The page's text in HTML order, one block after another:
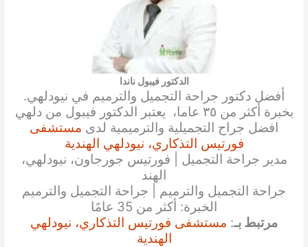
الدكتور فيبول ناندا
أفضل دكتور جراحة التجميل والترميم في نيودلهي.
بخبرة أكثر من ٣٥ عاما، يعتبر الدكتور فيبول من دلهي
افضل جراح التجميلية والترميمية لدى مستشفى
فورتيس التذكاري، نيودلهي الهندية
مدير جراحة التجميل | فورتيس جورجاون، نيودلهي،
الهند
جراحة التجميل والترميم | جراحة التجميل والترميم
الخبرة: أكثر من 35 عامًا
مرتبط بـ: مستشفى فورتيس التذكاري، نيودلهي
الهندية